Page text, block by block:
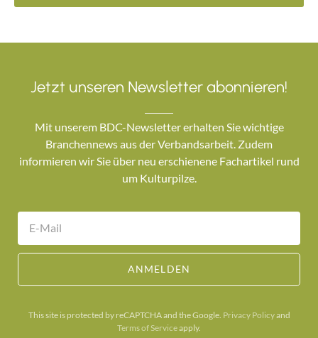
Jetzt unseren Newsletter abonnieren!
Mit unserem BDC-Newsletter erhalten Sie wichtige
Branchennews aus der Verbandsarbeit. Zudem
informieren wir Sie über neu erschienene Fachartikel rund
um Kulturpilze.
ANMELDEN
This site is protected by reCAPTCHA and the Google. Privacy Policyand
Terms of Serviceapply.